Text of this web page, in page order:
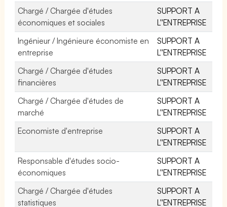
Chargé / Chargée d'études
économiques et sociales
SUPPORT A
L''ENTREPRISE
Ingénieur / Ingénieure économiste en
entreprise
SUPPORT A
L''ENTREPRISE
Chargé / Chargée d'études
financières
SUPPORT A
L''ENTREPRISE
Chargé / Chargée d'études de
marché
SUPPORT A
L''ENTREPRISE
Economiste d'entreprise
SUPPORT A
L''ENTREPRISE
Responsable d'études socio-
économiques
SUPPORT A
L''ENTREPRISE
Chargé / Chargée d'études
statistiques
SUPPORT A
L''ENTREPRISE